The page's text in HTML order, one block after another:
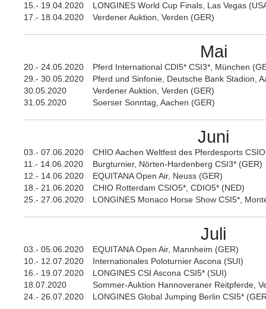
15.- 19.04.2020
LONGINES World Cup Finals, Las Vegas
17.- 18.04.2020
Verdener Auktion, Verden (GER)
Mai
20.- 24.05.2020
Pferd International CDI5* CSI3*, München
29.- 30.05.2020
Pferd und Sinfonie, Deutsche Bank Stadion,
30.05.2020
Verdener Auktion, Verden (GER)
31.05.2020
Soerser Sonntag, Aachen (GER)
Juni
03.- 07.06.2020
CHIO Aachen Weltfest des Pferdesports
11.- 14.06.2020
Burgturnier, Nörten-Hardenberg CSI3* (GER)
12.- 14.06.2020
EQUITANA Open Air, Neuss (GER)
18.- 21.06.2020
CHIO Rotterdam CSIO5*, CDIO5* (NED)
25.- 27.06.2020
LONGINES Monaco Horse Show CSI5*,
Juli
03.- 05.06.2020
EQUITANA Open Air, Mannheim (GER)
10.- 12.07.2020
Internationales Poloturnier Ascona (SUI)
16.- 19.07.2020
LONGINES CSI Ascona CSI5* (SUI)
18.07.2020
Sommer-Auktion Hannoveraner Reitpferde,
24.- 26.07.2020
LONGINES Global Jumping Berlin CSI5*